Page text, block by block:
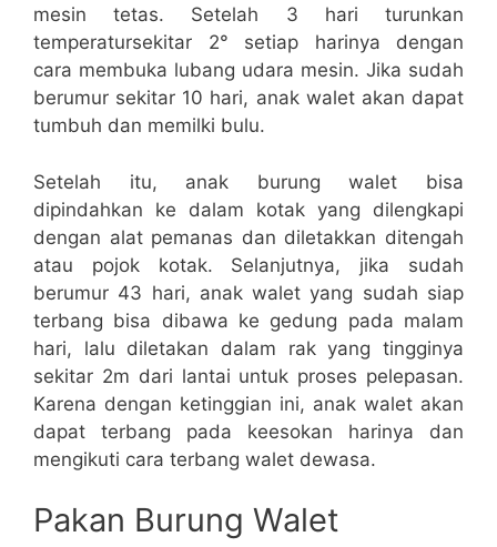
mesin tetas. Setelah 3 hari turunkan
temperatursekitar 2° setiap harinya dengan
cara membuka lubang udara mesin. Jika sudah
berumur sekitar 10 hari, anak walet akan dapat
tumbuh dan memilki bulu.
Setelah itu, anak burung walet bisa
dipindahkan ke dalam kotak yang dilengkapi
dengan alat pemanas dan diletakkan ditengah
atau pojok kotak. Selanjutnya, jika sudah
berumur 43 hari, anak walet yang sudah siap
terbang bisa dibawa ke gedung pada malam
hari, lalu diletakan dalam rak yang tingginya
sekitar 2m dari lantai untuk proses pelepasan.
Karena dengan ketinggian ini, anak walet akan
dapat terbang pada keesokan harinya dan
mengikuti cara terbang walet dewasa.
Pakan Burung Walet